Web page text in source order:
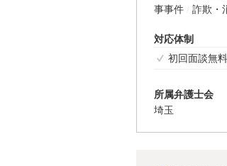
事事件
詐欺・
対応体制
初回面談無料
所属弁護士会
埼玉